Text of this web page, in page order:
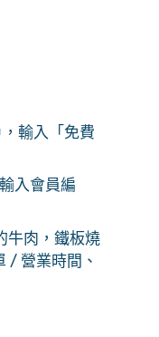
輸入「免費
入會員編
牛肉，鐵板燒
/ 營業時間、